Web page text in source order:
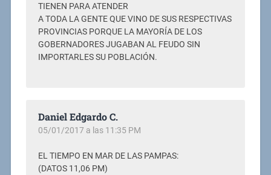
TIENEN PARA ATENDER
A TODA LA GENTE QUE VINO DE SUS RESPECTIVAS
PROVINCIAS PORQUE LA MAYORÍA DE LOS
GOBERNADORES JUGABAN AL FEUDO SIN
IMPORTARLES SU POBLACIÓN.
Daniel Edgardo C.
05/01/2017 a las 11:35 PM
EL TIEMPO EN MAR DE LAS PAMPAS:
(DATOS 11,06 PM)